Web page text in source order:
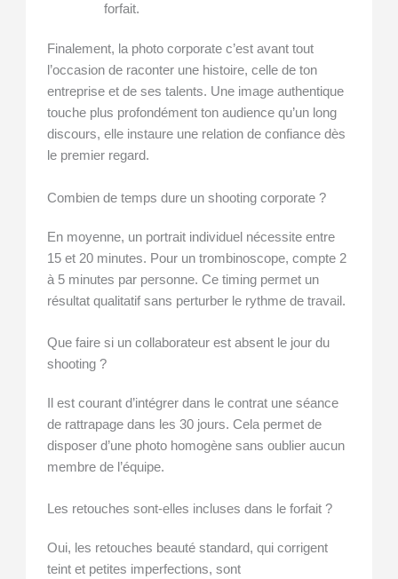
forfait.
Finalement, la photo corporate c’est avant tout
l’occasion de raconter une histoire, celle de ton
entreprise et de ses talents. Une image authentique
touche plus profondément ton audience qu’un long
discours, elle instaure une relation de confiance dès
le premier regard.
Combien de temps dure un shooting corporate ?
En moyenne, un portrait individuel nécessite entre
15 et 20 minutes. Pour un trombinoscope, compte 2
à 5 minutes par personne. Ce timing permet un
résultat qualitatif sans perturber le rythme de travail.
Que faire si un collaborateur est absent le jour du
shooting ?
Il est courant d’intégrer dans le contrat une séance
de rattrapage dans les 30 jours. Cela permet de
disposer d’une photo homogène sans oublier aucun
membre de l’équipe.
Les retouches sont-elles incluses dans le forfait ?
Oui, les retouches beauté standard, qui corrigent
teint et petites imperfections, sont